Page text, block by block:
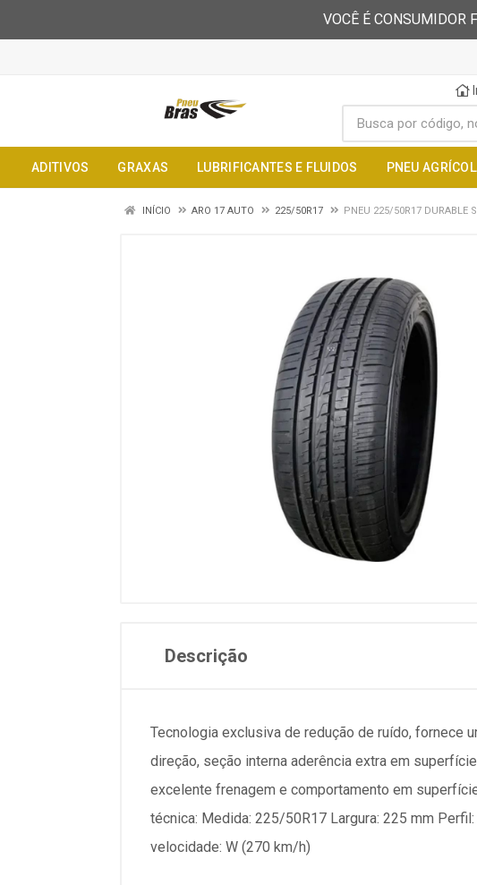
VOCÊ É CONSUMIDOR
ADITIVOS GRAXAS LUBRIFICANTES E FLUIDOS PNEU
INÍCIO ARO 17 AUTO 225/50R17 PNEU 225/50R17 DURABLE
Descrição
Tecnologia exclusiva de redução de ruído, fornece
direção, seção interna aderência extra em
excelente frenagem e comportamento em
técnica: Medida: 225/50R17 Largura: 225 mm
velocidade: W (270 km/h)